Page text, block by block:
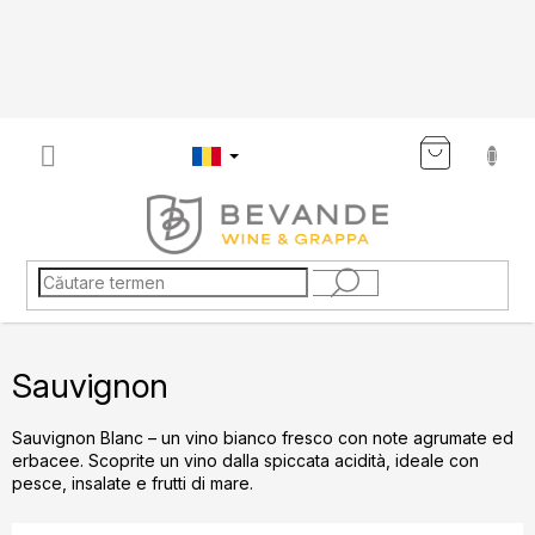
COŞ
Sauvignon
Sauvignon Blanc – un vino bianco fresco con note agrumate ed
erbacee. Scoprite un vino dalla spiccata acidità, ideale con
pesce, insalate e frutti di mare.